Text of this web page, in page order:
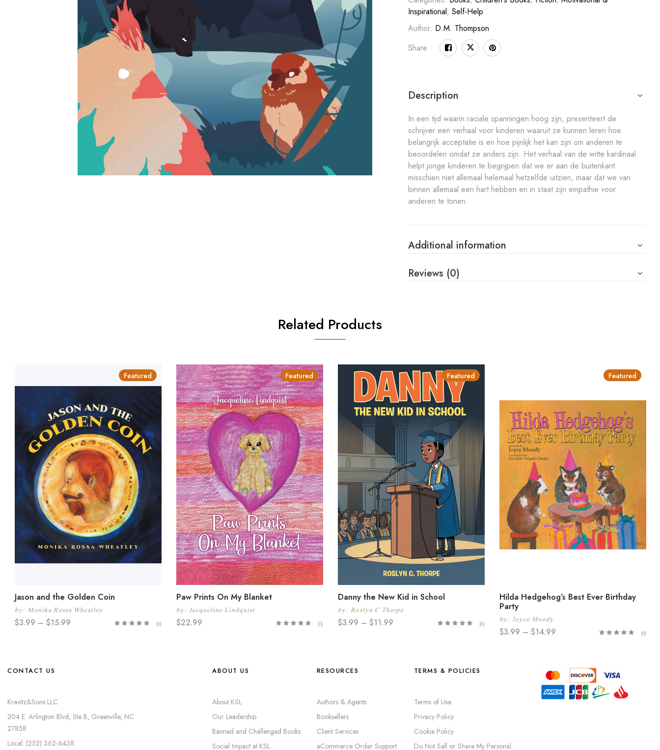
Inspirational,Self-Help
Author: D.M. Thompson
Share :
Description
In een tijd waarin raciale spanningen hoog zijn, presenteert de
schrijver een verhaal voor kinderen waaruit ze kunnen leren hoe
belangrijk acceptatie is en hoe pijnlijk het kan zijn om anderen te
beoordelen omdat ze anders zijn. Het verhaal van de witte kardinaal
helpt jonge kinderen te begrijpen dat we er aan de buitenkant
misschien niet allemaal helemaal hetzelfde uitzien, maar dat we van
binnen allemaal een hart hebben en in staat zijn empathie voor
anderen te tonen.
Additional information
Reviews (0)
Related Products
Featured
Jason and the Golden Coin
by: Monika Rossa Wheatley
$3.99 – $15.99 (0)
Featured
Paw Prints On My Blanket
by: Jacqueline Lindquist
$22.99 (0)
Featured
Danny the New Kid in School
by: Roslyn C Thorpe
$3.99 – $11.99 (0)
Featured
Hilda Hedgehog’s Best Ever Birthday
Party
by: Joyce Moody
$3.99 – $14.99 (0)
CONTACT US
Kravitz&Sons LLC
204 E. Arlington Blvd, Ste B, Greenville, NC
27858
Local: (252) 362-6438
ABOUT US
About KSL
Our Leadership
Banned and Challenged Books
Social Impact at KSL
RESOURCES
Authors & Agents
Booksellers
Client Services
eCommerce Order Support
TERMS & POLICIES
Terms of Use
Privacy Policy
Cookie Policy
Do Not Sell or Share My Personal